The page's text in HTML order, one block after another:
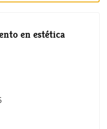
en estética